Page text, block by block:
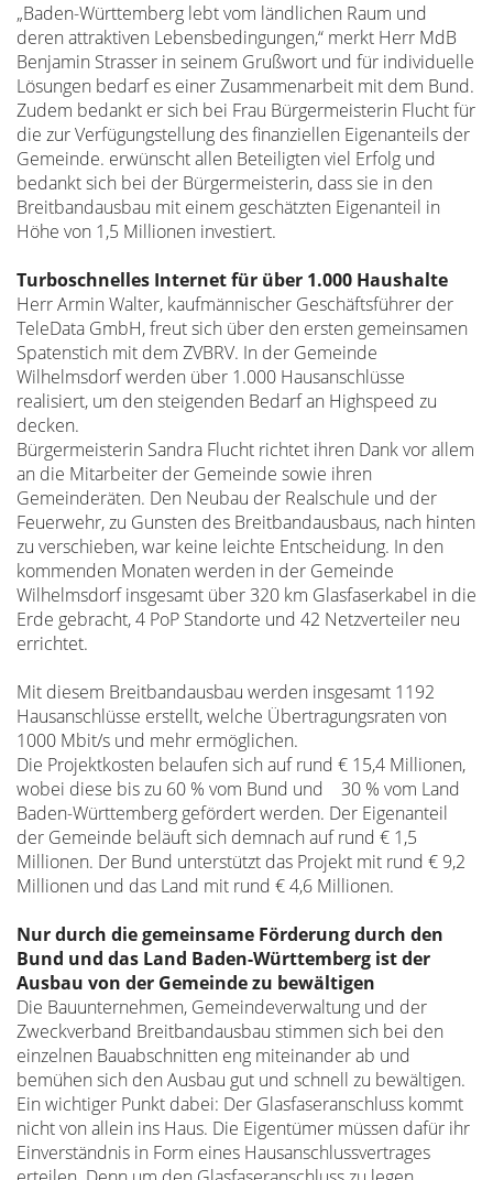
„Baden-Württemberg lebt vom ländlichen Raum und
deren attraktiven Lebensbedingungen,“ merkt Herr MdB
Benjamin Strasser in seinem Grußwort und für individuelle
Lösungen bedarf es einer Zusammenarbeit mit dem Bund.
Zudem bedankt er sich bei Frau Bürgermeisterin Flucht für
die zur Verfügungstellung des finanziellen Eigenanteils der
Gemeinde. erwünscht allen Beteiligten viel Erfolg und
bedankt sich bei der Bürgermeisterin, dass sie in den
Breitbandausbau mit einem geschätzten Eigenanteil in
Höhe von 1,5 Millionen investiert.
Turboschnelles Internet für über 1.000 Haushalte
Herr Armin Walter, kaufmännischer Geschäftsführer der
TeleData GmbH, freut sich über den ersten gemeinsamen
Spatenstich mit dem ZVBRV. In der Gemeinde
Wilhelmsdorf werden über 1.000 Hausanschlüsse
realisiert, um den steigenden Bedarf an Highspeed zu
decken.
Bürgermeisterin Sandra Flucht richtet ihren Dank vor allem
an die Mitarbeiter der Gemeinde sowie ihren
Gemeinderäten. Den Neubau der Realschule und der
Feuerwehr, zu Gunsten des Breitbandausbaus, nach hinten
zu verschieben, war keine leichte Entscheidung. In den
kommenden Monaten werden in der Gemeinde
Wilhelmsdorf insgesamt über 320 km Glasfaserkabel in die
Erde gebracht, 4 PoP Standorte und 42 Netzverteiler neu
errichtet.
Mit diesem Breitbandausbau werden insgesamt 1192
Hausanschlüsse erstellt, welche Übertragungsraten von
1000 Mbit/s und mehr ermöglichen.
Die Projektkosten belaufen sich auf rund € 15,4 Millionen,
wobei diese bis zu 60 % vom Bund und 30 % vom Land
Baden-Württemberg gefördert werden. Der Eigenanteil
der Gemeinde beläuft sich demnach auf rund € 1,5
Millionen. Der Bund unterstützt das Projekt mit rund € 9,2
Millionen und das Land mit rund € 4,6 Millionen.
Nur durch die gemeinsame Förderung durch den
Bund und das Land Baden-Württemberg ist der
Ausbau von der Gemeinde zu bewältigen
Die Bauunternehmen, Gemeindeverwaltung und der
Zweckverband Breitbandausbau stimmen sich bei den
einzelnen Bauabschnitten eng miteinander ab und
bemühen sich den Ausbau gut und schnell zu bewältigen.
Ein wichtiger Punkt dabei: Der Glasfaseranschluss kommt
nicht von allein ins Haus. Die Eigentümer müssen dafür ihr
Einverständnis in Form eines Hausanschlussvertrages